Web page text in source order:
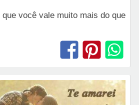
você vale muito mais do que